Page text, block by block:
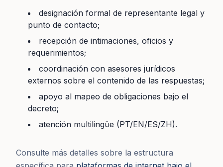
designación formal de representante legal y
punto de contacto;
recepción de intimaciones, oficios y
requerimientos;
coordinación con asesores jurídicos
externos sobre el contenido de las respuestas;
apoyo al mapeo de obligaciones bajo el
decreto;
atención multilingüe (PT/EN/ES/ZH).
Consulte más detalles sobre la estructura